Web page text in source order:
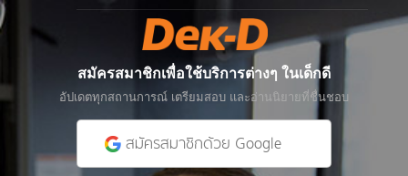
สมัครสมาชิกเพื่อใช้บริการต่างๆ ในเด็กดี
อัปเดตทุกสถานการณ์ เตรียมสอบ และอ่านนิยายที่ชื่นชอบ
สมัครสมาชิกด้วย Google